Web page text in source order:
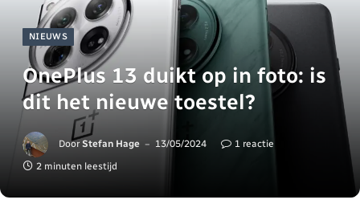
NIEUWS
OnePlus 13 duikt op in foto: is
dit het nieuwe toestel?
Door Stefan Hage 13/05/2024
1 reactie
2 minuten leestijd